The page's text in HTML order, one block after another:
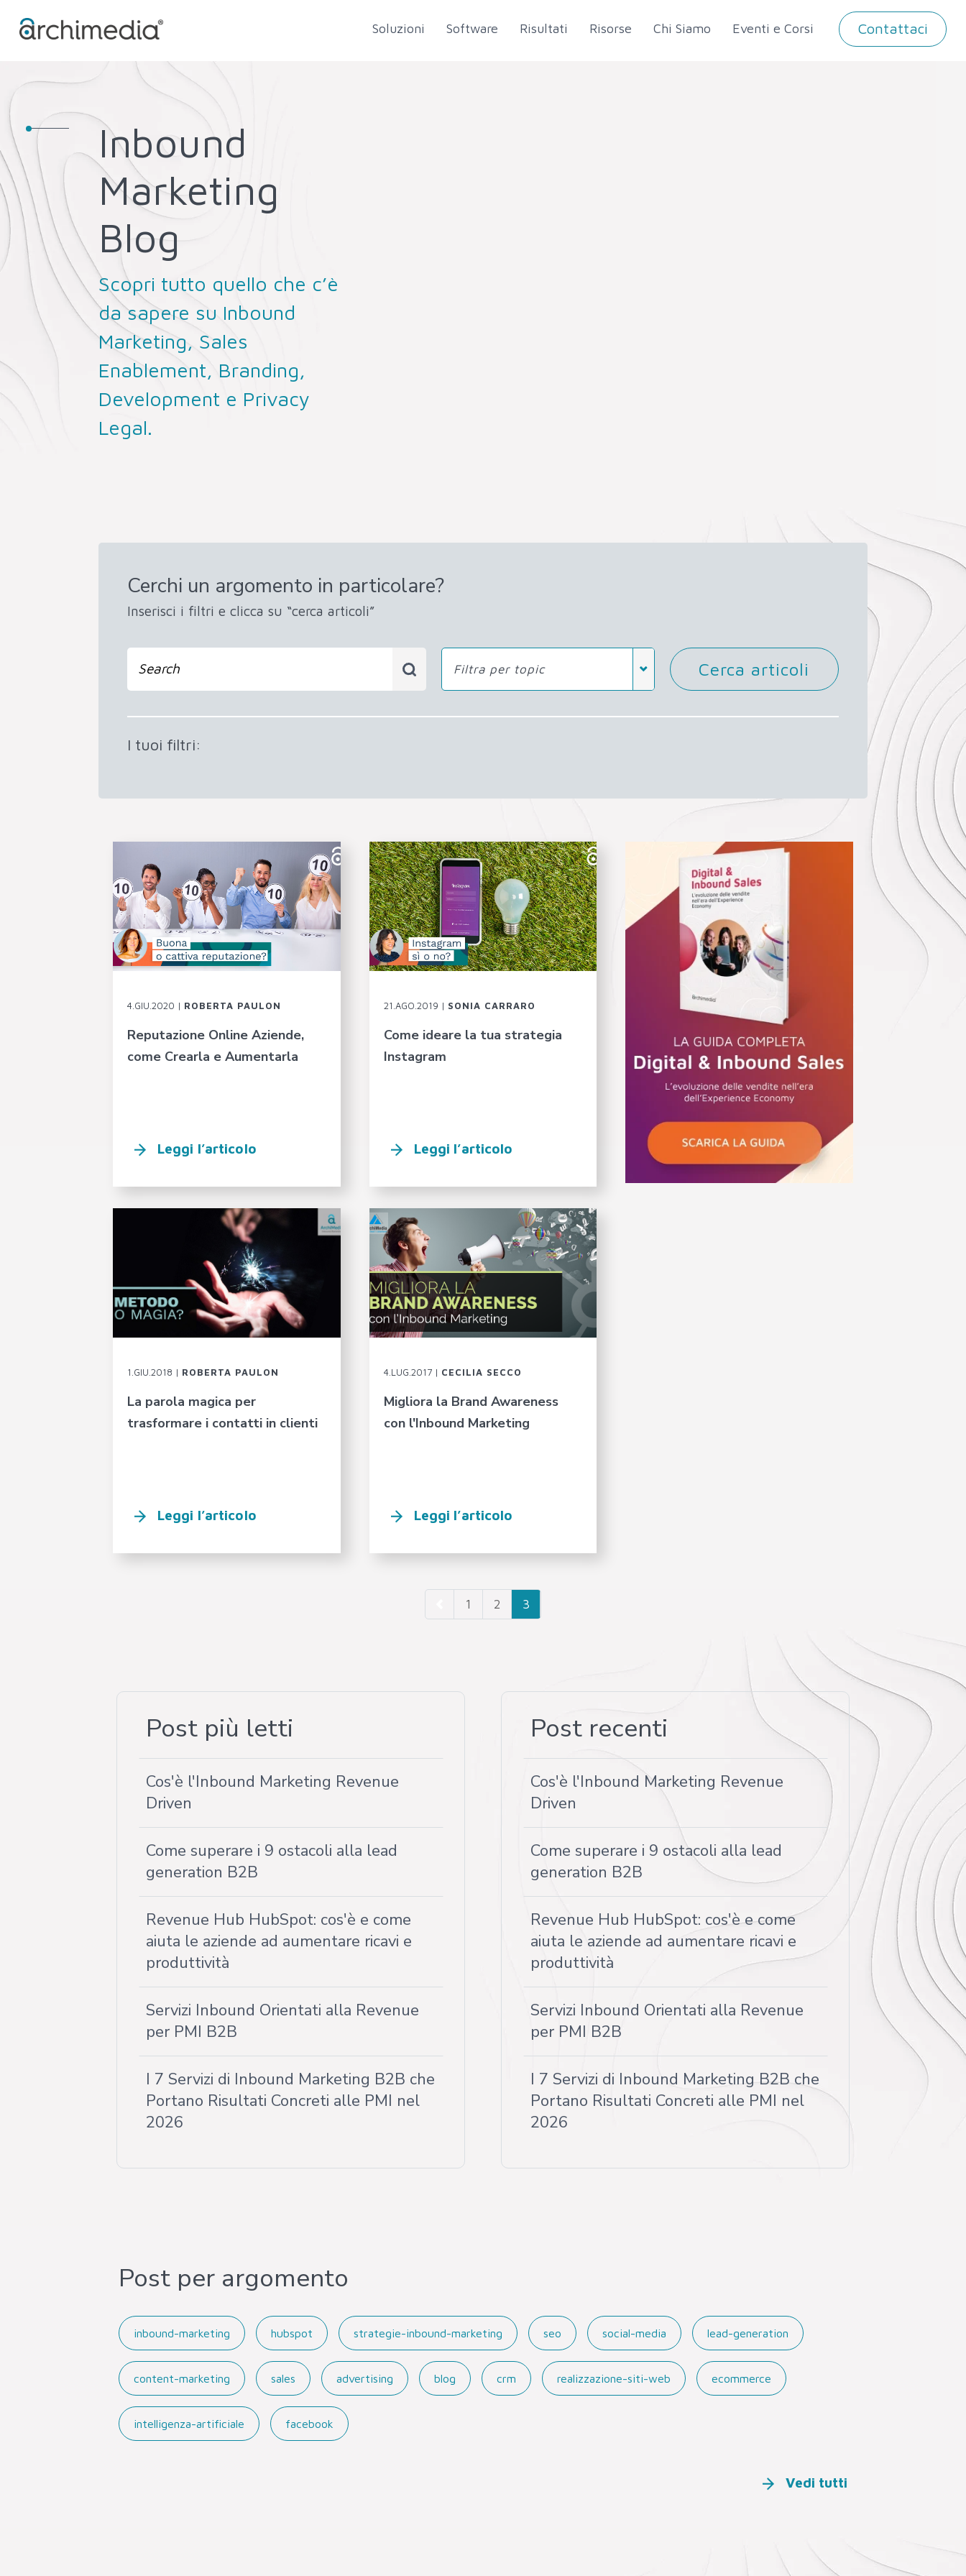
Soluzioni Software Risultati Risorse Chi Siamo Eventi e Corsi Contattaci
Inbound
Marketing
Blog
Scopri tutto quello che c’è
da sapere su Inbound
Marketing, Sales
Enablement, Branding,
Development e Privacy
Legal.
Cerchi un argomento in particolare?
Inserisci i filtri e clicca su “cerca articoli”
Filtra per topic Cerca articoli
I tuoi filtri:
4.GIU.2020 | ROBERTA PAULON
Reputazione Online Aziende,
come Crearla e Aumentarla
Leggi l’articolo
21.AGO.2019 | SONIA CARRARO
Come ideare la tua strategia
Instagram
Leggi l’articolo
1.GIU.2018 | ROBERTA PAULON
La parola magica per
trasformare i contatti in clienti
Leggi l’articolo
4.LUG.2017 | CECILIA SECCO
Migliora la Brand Awareness
con l'Inbound Marketing
Leggi l’articolo
1 2 3
Post più letti
Cos'è l'Inbound Marketing Revenue
Driven
Come superare i 9 ostacoli alla lead
generation B2B
Revenue Hub HubSpot: cos'è e come
aiuta le aziende ad aumentare ricavi e
produttività
Servizi Inbound Orientati alla Revenue
per PMI B2B
I 7 Servizi di Inbound Marketing B2B che
Portano Risultati Concreti alle PMI nel
2026
Post recenti
Cos'è l'Inbound Marketing Revenue
Driven
Come superare i 9 ostacoli alla lead
generation B2B
Revenue Hub HubSpot: cos'è e come
aiuta le aziende ad aumentare ricavi e
produttività
Servizi Inbound Orientati alla Revenue
per PMI B2B
I 7 Servizi di Inbound Marketing B2B che
Portano Risultati Concreti alle PMI nel
2026
Post per argomento
inbound-marketing hubspot strategie-inbound-marketing seo social-media lead-generation
content-marketing sales advertising blog crm realizzazione-siti-web ecommerce
intelligenza-artificiale facebook
Vedi tutti